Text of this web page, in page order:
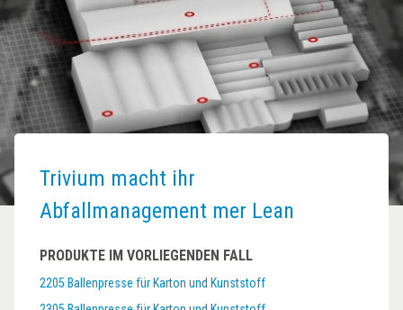
Trivium macht ihr
Abfallmanagement mer Lean
PRODUKTE IM VORLIEGENDEN FALL
2205 Ballenpresse für Karton und Kunststoff